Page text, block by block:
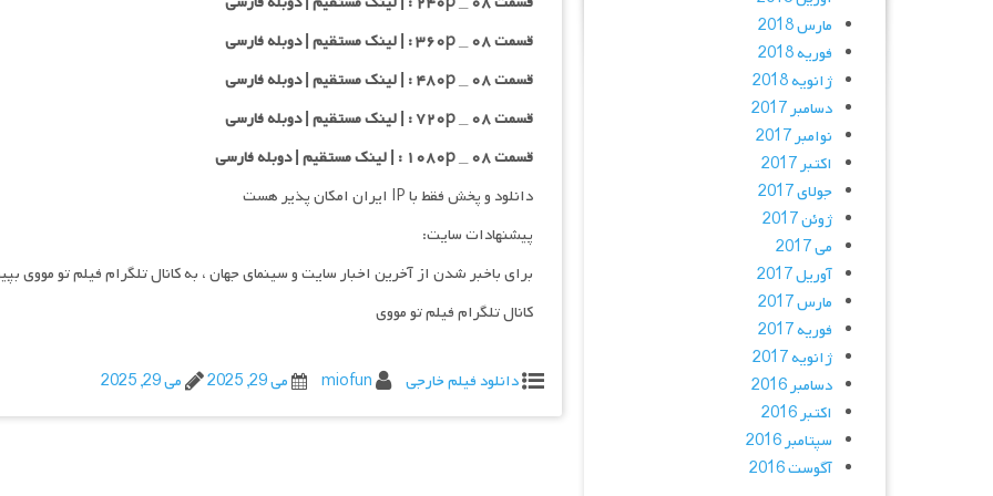
قسمت ۰۸ _ ۳۶۰p : | لینک مستقیم | دوبله فارسی
قسمت ۰۸ _ ۴۸۰p : | لینک مستقیم | دوبله فارسی
قسمت ۰۸ _ ۷۲۰p : | لینک مستقیم | دوبله فارسی
قسمت ۰۸ _ ۱۰۸۰p : | لینک مستقیم | دوبله فارسی
دانلود و پخش فقط با IP ایران امکان پذیر هست
پیشنهادات سایت:
برای باخبر شدن از آخرین اخبار سایت و سینمای جهان ، به کانال تلگرام فیلم تو مووی
کانال تلگرام فیلم تو مووی
دانلود فیلم خارجی miofun می 29, 2025 می 29, 2025
مارس 2018
فوریه 2018
ژانویه 2018
دسامبر 2017
نوامبر 2017
اکتبر 2017
جولای 2017
ژوئن 2017
می 2017
آوریل 2017
مارس 2017
فوریه 2017
ژانویه 2017
دسامبر 2016
اکتبر 2016
سپتامبر 2016
آگوست 2016